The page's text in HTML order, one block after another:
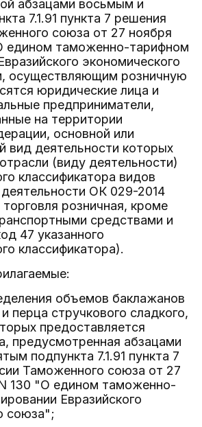
абзацами восьмым и
7.1.91 пункта 7 решения
союза от 27 ноября
едином таможенно-тарифном
экономического
осуществляющим розничную
юридические лица и
предприниматели,
на территории
основной или
вид деятельности которых
(виду деятельности)
классификатора видов
ОК 029-2014
розничная, кроме
средствами и
47 указанного
классификатора).
объемов баклажанов
перца стручкового сладкого,
предоставляется
предусмотренная абзацами
подпункта 7.1.91 пункта 7
Таможенного союза от 27
130 "О едином таможенно-
Евразийского
союза";